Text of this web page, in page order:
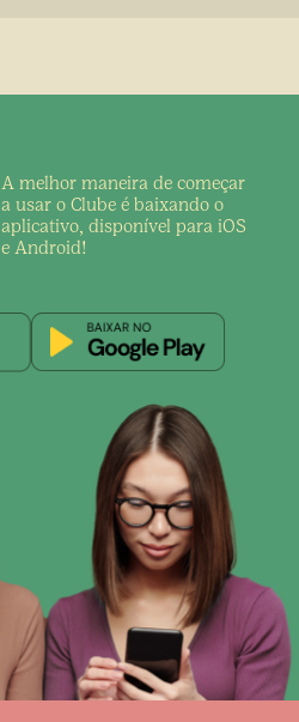
A melhor maneira de começar
a usar o Clube é baixando o
aplicativo, disponível para iOS
e Android!